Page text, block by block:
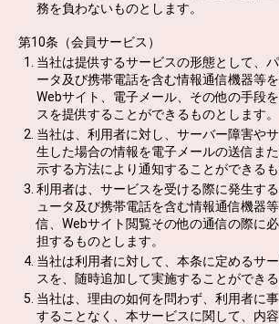
務を負わないものとします。
第10条（会員サービス）
当社は提供するサービスの形態として、
ータ及び携帯電話を含む情報通信機器等
Webサイト、電子メール、その他の手段
スを提供することができるものとします。
当社は、利用者に対し、サーバー障害や
生した場合の情報を電子メールの送信ま
示する方法により通知することができるも
利用者は、サービスを受ける際に発生す
ュータ及び携帯電話を含む情報通信機器
信、Webサイト閲覧その他の通信の際に
担するものとします。
当社は利用者に対して、本条に定めるサ
スを、随時追加して実施することができる
当社は、理由の如何を問わず、利用者に
することなく、本サービスに関して、内